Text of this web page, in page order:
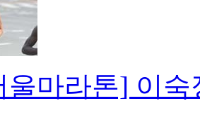
울마라톤] 이숙